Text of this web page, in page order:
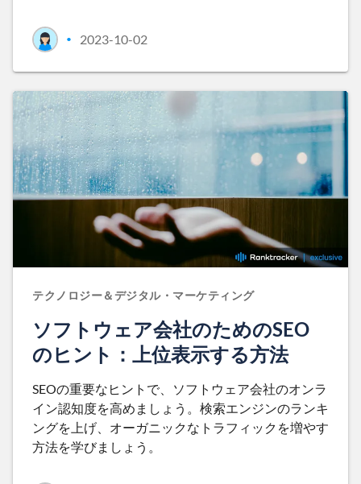
• 2023-10-02
テクノロジー＆デジタル・マーケティング
ソフトウェア会社のためのSEO
のヒント：上位表示する方法
SEOの重要なヒントで、ソフトウェア会社のオンラ
イン認知度を高めましょう。検索エンジンのランキ
ングを上げ、オーガニックなトラフィックを増やす
方法を学びましょう。